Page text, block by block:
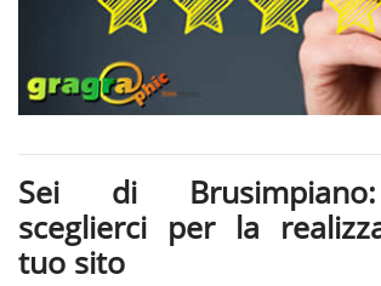
Sei di
sceglierci per la
tuo sito